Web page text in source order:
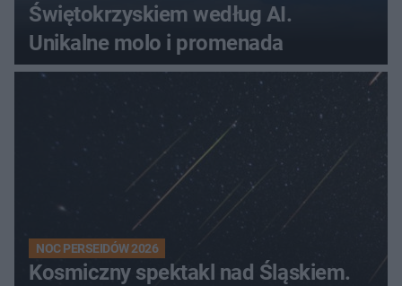
Świętokrzyskiem według AI.
Unikalne molo i promenada
NOC PERSEIDÓW 2026
Kosmiczny spektakl nad Śląskiem.